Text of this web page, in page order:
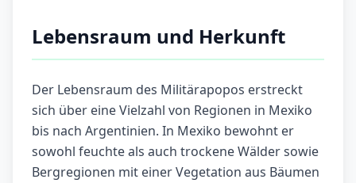
Lebensraum und Herkunft
Der Lebensraum des Militärapopos erstreckt
sich über eine Vielzahl von Regionen in Mexiko
bis nach Argentinien. In Mexiko bewohnt er
sowohl feuchte als auch trockene Wälder sowie
Bergregionen mit einer Vegetation aus Bäumen